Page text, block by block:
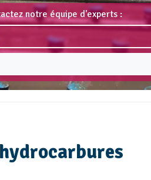
notre équipe d'experts :